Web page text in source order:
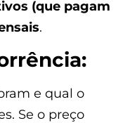
(que pagam
.
e qual o
Se o preço